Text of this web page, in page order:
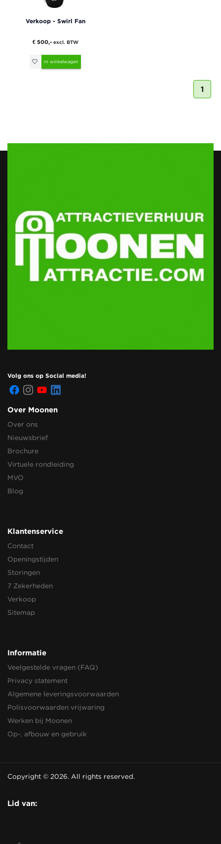
Verkoop - Swirl Fan
€ 500,- excl. BTW
In winkelwagen
1
Volg ons op Social media!
Over Moonen
Over ons
Nieuwsbrief
Brochure
Virtuele rondleiding
MVO
Blog
Klantenservice
Contact
Openingstijden
Storingen
7 Zekerheden
Verkoop
Sitemap
Informatie
Veelgestelde vragen (FAQ)
Privacy statement
Algemene leveringsvoorwaarden
Polisvoorwaarden vrijwaring
Werken bij Moonen
Op-, afbouw en gebruik
Copyright © 2026. All rights reserved.
Lid van: